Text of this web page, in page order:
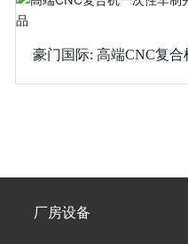
豪门国际: 高端CNC复合机一次性车
厂房设备